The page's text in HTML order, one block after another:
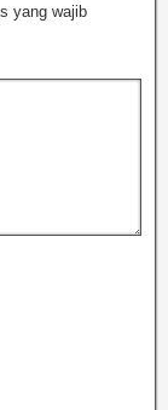
yang wajib